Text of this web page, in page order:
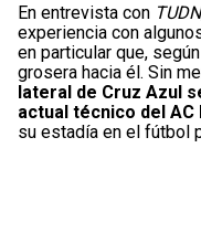
En entrevista con TUDN
experiencia con
en particular que,
grosera hacia él. Sin
lateral de Cruz Azul
actual técnico del AC
su estadía en el fútbol